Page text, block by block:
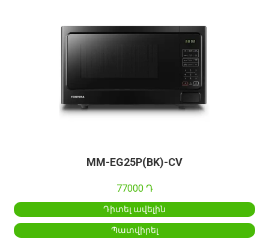
MM-EG25P(BK)-CV
77000 Դ
Դիտել ավելին
Պատվիրել